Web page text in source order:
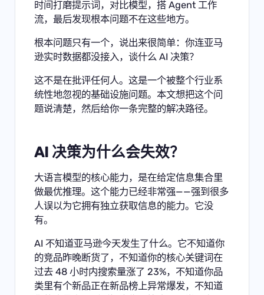
时间打磨提示词，对比模型，搭 Agent 工作
流，最后发现根本问题不在这些地方。
根本问题只有一个，说出来很简单：你连亚马
逊实时数据都没接入，谈什么 AI 决策？
这不是在批评任何人。这是一个被整个行业系
统性地忽视的基础设施问题。本文想把这个问
题说清楚，然后给你一条完整的解决路径。
AI 决策为什么会失效？
大语言模型的核心能力，是在给定信息集合里
做最优推理。这个能力已经非常强——强到很多
人误以为它拥有独立获取信息的能力。它没
有。
AI 不知道亚马逊今天发生了什么。它不知道你
的竞品昨晚断货了，不知道你的核心关键词在
过去 48 小时内搜索量涨了 23%，不知道你品
类里有个新品正在新品榜上异常爆发，不知道